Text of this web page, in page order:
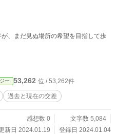
、まだ見ぬ場所の希望を目指して歩
ー 53,262 位 / 53,262件
過去と現在の交差
感想数 0
文字数 5,084
新日 2024.01.19
登録日 2024.01.04